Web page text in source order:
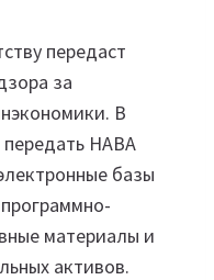
передаст
за
В
НАВА
базы
материалы и
активов.